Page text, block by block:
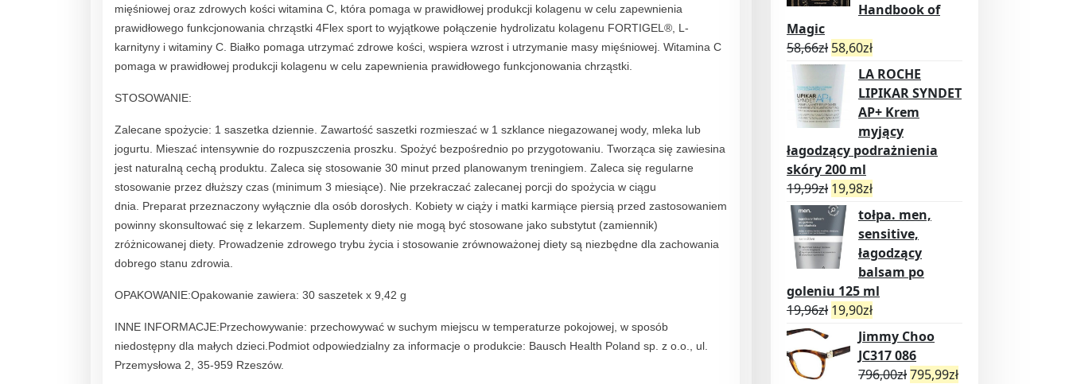
mięśniowej oraz zdrowych kości witamina C, która pomaga w prawidłowej produkcji kolagenu w celu zapewnienia
prawidłowego funkcjonowania chrząstki 4Flex sport to wyjątkowe połączenie hydrolizatu kolagenu FORTIGEL®, L-
karnityny i witaminy C. Białko pomaga utrzymać zdrowe kości, wspiera wzrost i utrzymanie masy mięśniowej. Witamina C
pomaga w prawidłowej produkcji kolagenu w celu zapewnienia prawidłowego funkcjonowania chrząstki.
STOSOWANIE:
Zalecane spożycie: 1 saszetka dziennie. Zawartość saszetki rozmieszać w 1 szklance niegazowanej wody, mleka lub
jogurtu. Mieszać intensywnie do rozpuszczenia proszku. Spożyć bezpośrednio po przygotowaniu. Tworząca się zawiesina
jest naturalną cechą produktu. Zaleca się stosowanie 30 minut przed planowanym treningiem. Zaleca się regularne
stosowanie przez dłuższy czas (minimum 3 miesiące). Nie przekraczać zalecanej porcji do spożycia w ciągu
dnia. Preparat przeznaczony wyłącznie dla osób dorosłych. Kobiety w ciąży i matki karmiące piersią przed zastosowaniem
powinny skonsultować się z lekarzem. Suplementy diety nie mogą być stosowane jako substytut (zamiennik)
zróżnicowanej diety. Prowadzenie zdrowego trybu życia i stosowanie zrównoważonej diety są niezbędne dla zachowania
dobrego stanu zdrowia.
OPAKOWANIE:Opakowanie zawiera: 30 saszetek x 9,42 g
INNE INFORMACJE:Przechowywanie: przechowywać w suchym miejscu w temperaturze pokojowej, w sposób
niedostępny dla małych dzieci.Podmiot odpowiedzialny za informacje o produkcie: Bausch Health Poland sp. z o.o., ul.
Przemysłowa 2, 35-959 Rzeszów.
Handbook of
Magic
58,66zł 58,60zł
LA ROCHE
LIPIKAR SYNDET
AP+ Krem
myjący
łagodzący podrażnienia
skóry 200 ml
19,99zł 19,98zł
tołpa. men,
sensitive,
łagodzący
balsam po
goleniu 125 ml
19,96zł 19,90zł
Jimmy Choo
JC317 086
796,00zł795,99zł